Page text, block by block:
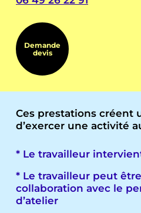
Demande
devis
Ces prestations créent
d’exercer une activité
* Le travailleur
* Le travailleur peut
collaboration avec le
d’atelier